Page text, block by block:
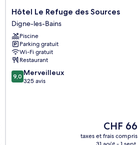
Hôtel
Le
Refuge
des
Sources
Digne-
les-
Bains
Hôtel Le Refuge des Sources
Digne-les-Bains
Piscine
Parking gratuit
Wi-Fi gratuit
Restaurant
9.0
sur
9,0 Merveilleux
325 avis
Le
nouveau
prix
CHF 66
taxes et frais compris